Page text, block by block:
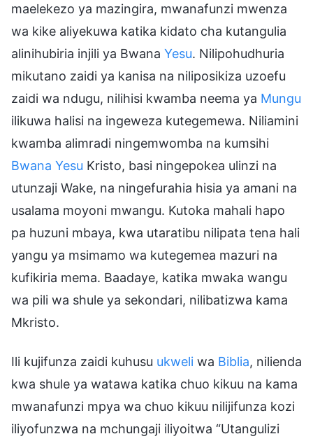
maelekezo ya mazingira, mwanafunzi mwenza
wa kike aliyekuwa katika kidato cha kutangulia
alinihubiria injili ya Bwana Yesu. Nilipohudhuria
mikutano zaidi ya kanisa na niliposikiza uzoefu
zaidi wa ndugu, nilihisi kwamba neema ya Mungu
ilikuwa halisi na ingeweza kutegemewa. Niliamini
kwamba alimradi ningemwomba na kumsihi
Bwana Yesu Kristo, basi ningepokea ulinzi na
utunzaji Wake, na ningefurahia hisia ya amani na
usalama moyoni mwangu. Kutoka mahali hapo
pa huzuni mbaya, kwa utaratibu nilipata tena hali
yangu ya msimamo wa kutegemea mazuri na
kufikiria mema. Baadaye, katika mwaka wangu
wa pili wa shule ya sekondari, nilibatizwa kama
Mkristo.
Ili kujifunza zaidi kuhusu ukweli wa Biblia, nilienda
kwa shule ya watawa katika chuo kikuu na kama
mwanafunzi mpya wa chuo kikuu nilijifunza kozi
iliyofunzwa na mchungaji iliyoitwa “Utangulizi